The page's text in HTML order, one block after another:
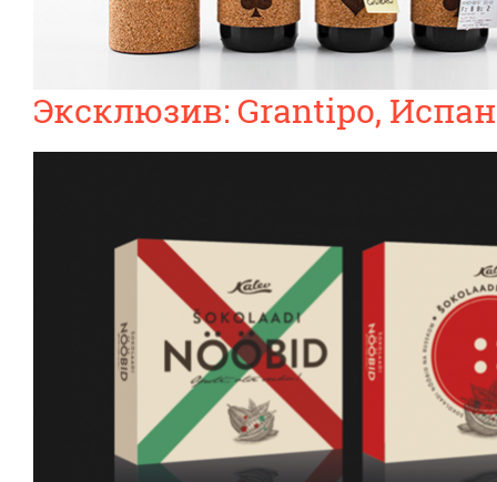
Эксклюзив: Grantipo,